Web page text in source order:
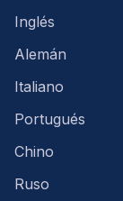
Inglés
Alemán
Italiano
Portugués
Chino
Ruso